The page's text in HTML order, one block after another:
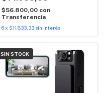
$56.800,00 con
Transferencia
6 x $11.833,33 sin interés
SIN STOCK